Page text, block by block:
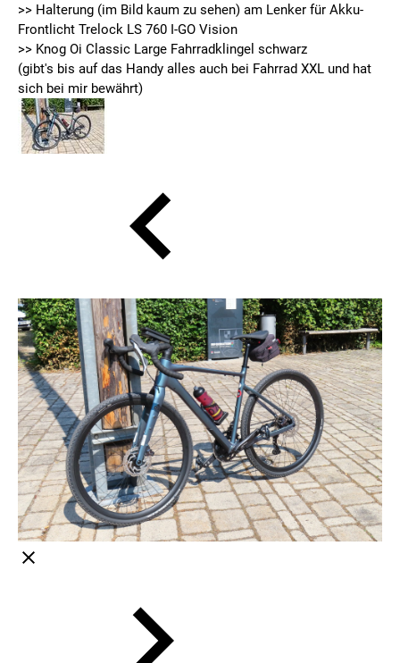
>> Halterung (im Bild kaum zu sehen) am Lenker für Akku-
Frontlicht Trelock LS 760 I-GO Vision
>> Knog Oi Classic Large Fahrradklingel schwarz
(gibt's bis auf das Handy alles auch bei Fahrrad XXL und hat
sich bei mir bewährt)